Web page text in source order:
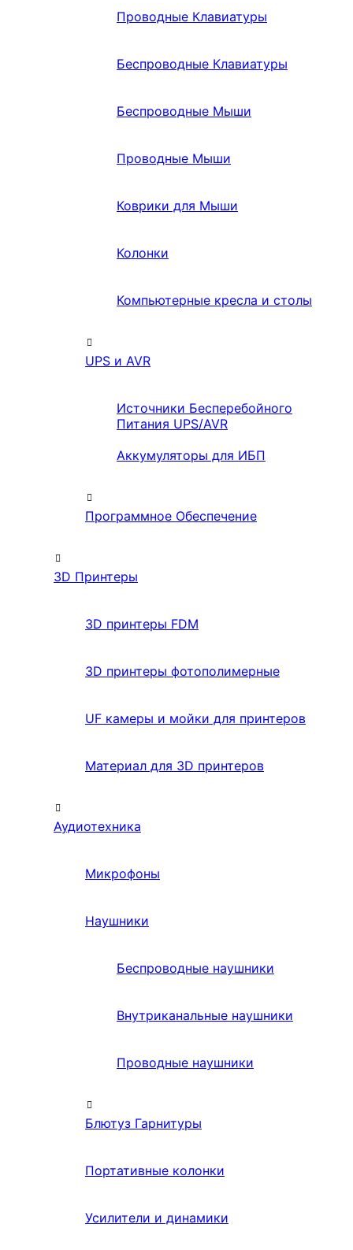
Проводные Клавиатуры
Беспроводные Клавиатуры
Беспроводные Мыши
Проводные Мыши
Коврики для Мыши
Колонки
Компьютерные кресла и столы
UPS и AVR
Источники Бесперебойного
Питания UPS/AVR
Аккумуляторы для ИБП
Программное Обеспечение
3D Принтеры
3D принтеры FDM
3D принтеры фотополимерные
UF камеры и мойки для принтеров
Материал для 3D принтеров
Аудиотехника
Микрофоны
Наушники
Беспроводные наушники
Внутриканальные наушники
Проводные наушники
Блютуз Гарнитуры
Портативные колонки
Усилители и динамики